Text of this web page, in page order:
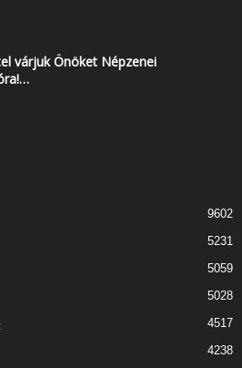
várjuk Önöket Népzenei
9602
5231
5059
5028
4517
4238